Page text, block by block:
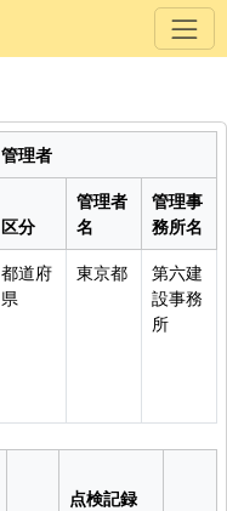
管理者
区分
管理者
名
管理事
務所名
都道府
県
東京都
第六建
設事務
所
点検記録